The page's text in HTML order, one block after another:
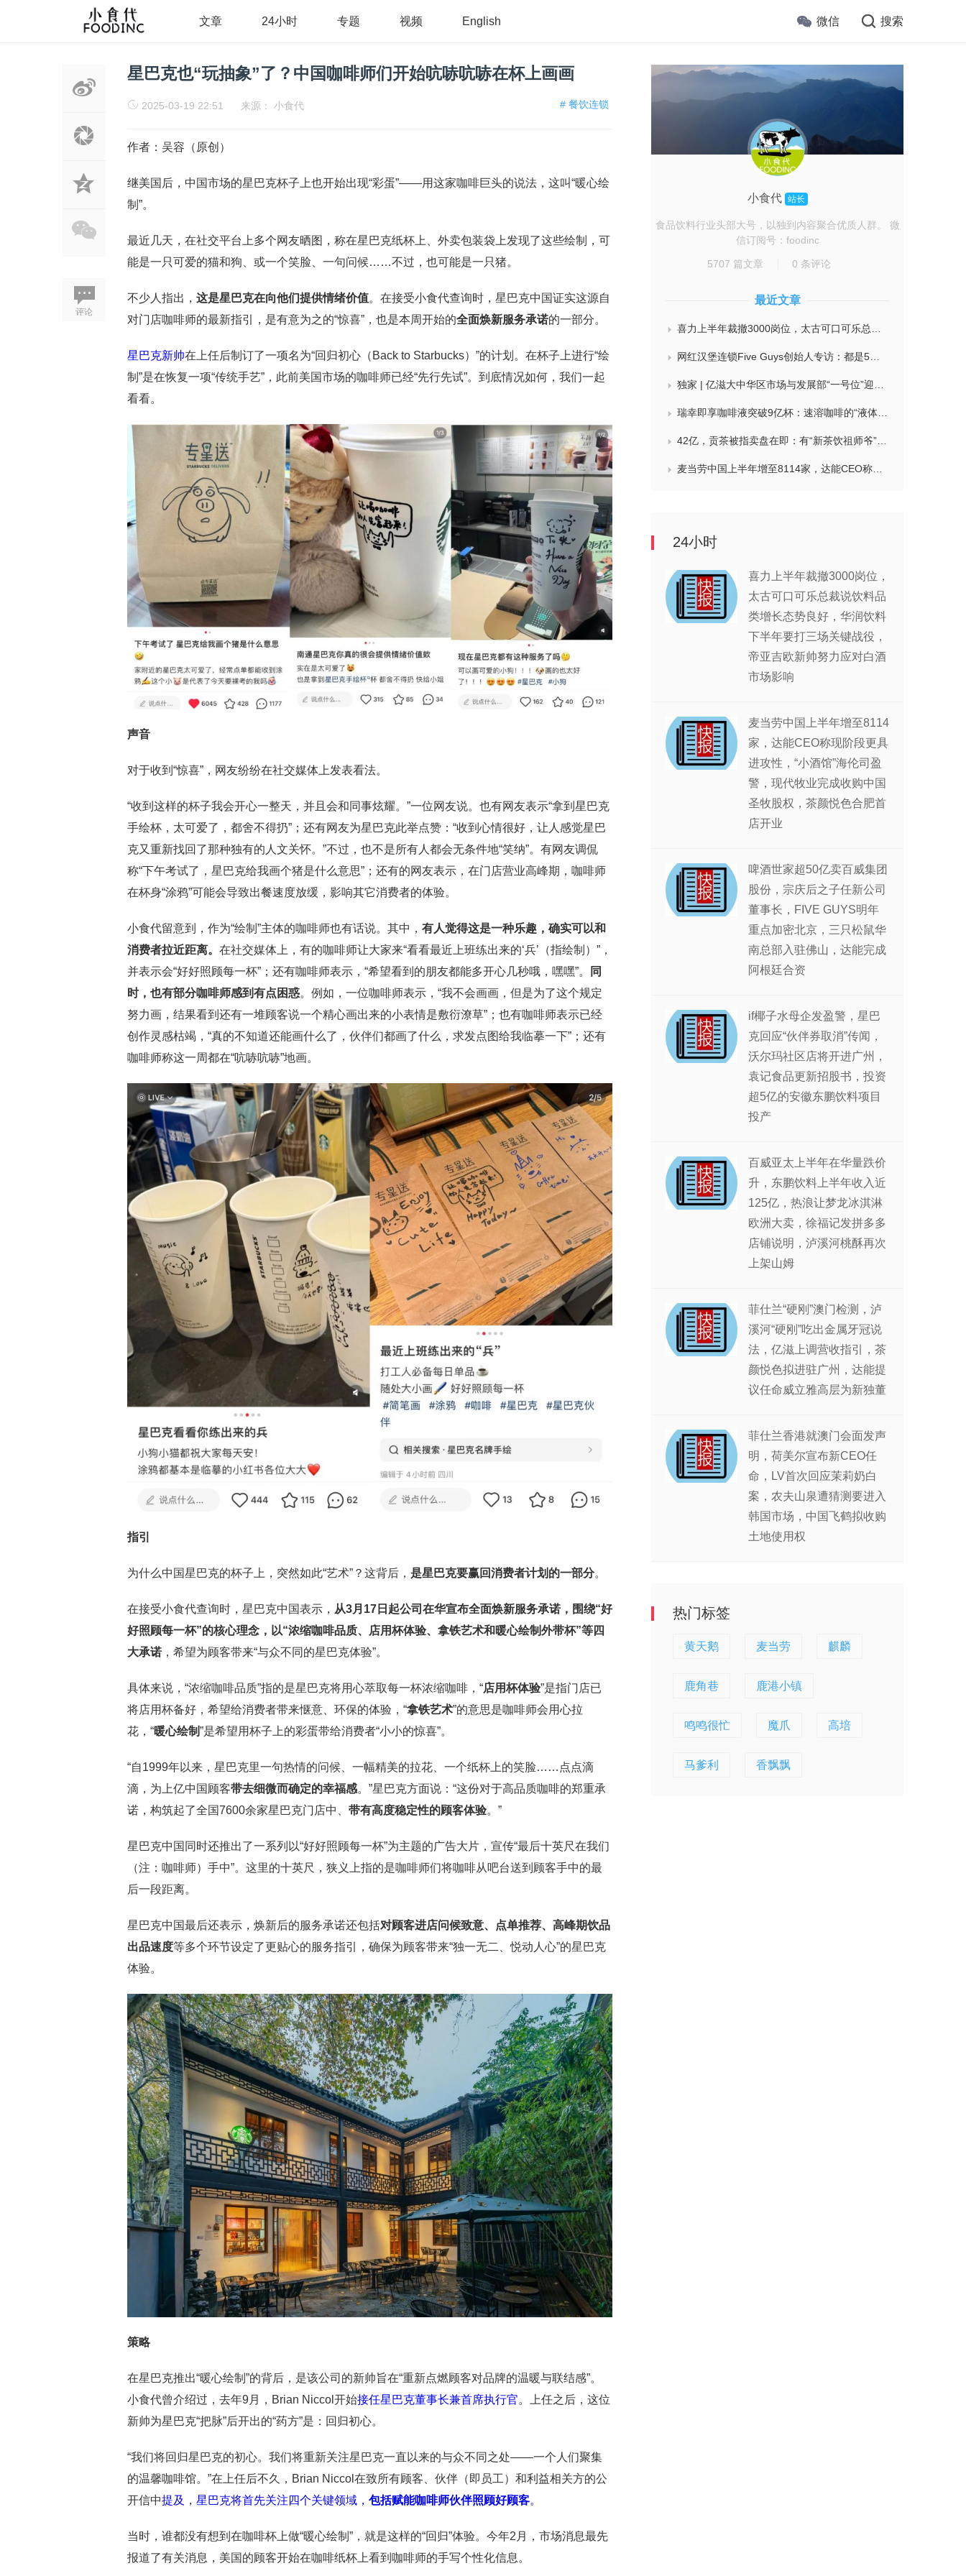
文章 24小时 专题 视频 English 微信 搜索
评论
星巴克也“玩抽象”了？中国咖啡师们开始吭哧吭哧在杯上画画
# 餐饮连锁
2025-03-19 22:51 来源： 小食代
作者：吴容（原创）
继美国后，中国市场的星巴克杯子上也开始出现“彩蛋”——用这家咖啡巨头的说法，这叫“暖心绘
制”。
最近几天，在社交平台上多个网友晒图，称在星巴克纸杯上、外卖包装袋上发现了这些绘制，可
能是一只可爱的猫和狗、或一个笑脸、一句问候……不过，也可能是一只猪。
不少人指出， 这是星巴克在向他们提供情绪价值。在接受小食代查询时，星巴克中国证实这源自
对门店咖啡师的最新指引，是有意为之的“惊喜”，也是本周开始的全面焕新服务承诺的一部分。
星巴克新帅在上任后制订了一项名为“回归初心（Back to Starbucks）”的计划。在杯子上进行“绘
制”是在恢复一项“传统手艺”，此前美国市场的咖啡师已经“先行先试”。到底情况如何，我们一起
看看。
声音
对于收到“惊喜”，网友纷纷在社交媒体上发表看法。
“收到这样的杯子我会开心一整天，并且会和同事炫耀。”一位网友说。也有网友表示“拿到星巴克
手绘杯，太可爱了，都舍不得扔”；还有网友为星巴克此举点赞：“收到心情很好，让人感觉星巴
克又重新找回了那种独有的人文关怀。”不过，也不是所有人都会无条件地“笑纳”。有网友调侃
称“下午考试了，星巴克给我画个猪是什么意思”；还有的网友表示，在门店营业高峰期，咖啡师
在杯身“涂鸦”可能会导致出餐速度放缓，影响其它消费者的体验。
小食代留意到，作为“绘制”主体的咖啡师也有话说。其中， 有人觉得这是一种乐趣，确实可以和
消费者拉近距离。 在社交媒体上，有的咖啡师让大家来“看看最近上班练出来的‘兵’（指绘制）”，
并表示会“好好照顾每一杯”；还有咖啡师表示，“希望看到的朋友都能多开心几秒哦，嘿嘿”。
同
时，也有部分咖啡师感到有点困惑。例如，一位咖啡师表示，“我不会画画，但是为了这个规定
努力画，结果看到还有一堆顾客说一个精心画出来的小表情是敷衍潦草”；也有咖啡师表示已经
创作灵感枯竭，“真的不知道还能画什么了，伙伴们都画了什么，求发点图给我临摹一下”；还有
咖啡师称这一周都在“吭哧吭哧”地画。
指引
为什么中国星巴克的杯子上，突然如此“艺术”？这背后， 是星巴克要赢回消费者计划的一部分。
在接受小食代查询时，星巴克中国表示， 从3月 17 日 起公司在华宣布全面焕新服务承诺，围绕“好
好照顾每一杯”的核心理念，以“浓缩咖啡品质、店用杯体验、拿铁艺术和暖心绘制外带杯”等四
大承诺 ，希望为顾客带来“与众不同的星巴克体验”。
具体来说，“浓缩咖啡品质”指的是星巴克将用心萃取每一杯浓缩咖啡，“店用杯体验”是指门店已
将店用杯备好，希望给消费者带来惬意、环保的体验，“拿铁艺术”的意思是咖啡师会用心拉
花，“暖心绘制”是希望用杯子上的彩蛋带给消费者“小小的惊喜”。
“自1999年以来，星巴克里一句热情的问候、一幅精美的拉花、一个纸杯上的笑脸……点点滴
滴，为上亿中国顾客带去细微而确定的幸福感。”星巴克方面说：“这份对于高品质咖啡的郑重承
诺，构筑起了全国7600余家星巴克门店中、 带有高度稳定性的顾客体验。”
星巴克中国同时还推出了一系列以“好好照顾每一杯”为主题的广告大片，宣传“最后十英尺在我们
（注：咖啡师）手中”。这里的十英尺，狭义上指的是咖啡师们将咖啡从吧台送到顾客手中的最
后一段距离。
星巴克中国最后还表示，焕新后的服务承诺还包括对顾客进店问候致意、点单推荐、高峰期饮品
出品速度等多个环节设定了更贴心的服务指引，确保为顾客带来“独一无二、悦动人心”的星巴克
体验。
策略
在星巴克推出“暖心绘制”的背后，是该公司的新帅旨在“重新点燃顾客对品牌的温暖与联结感”。
小食代曾介绍过，去年9月，Brian Niccol开始接任星巴克董事长兼首席执行官。上任之后，这位
新帅为星巴克“把脉”后开出的“药方”是：回归初心。
“我们将回归星巴克的初心。我们将重新关注星巴克一直以来的与众不同之处——一个人们聚集
的温馨咖啡馆。”在上任后不久，Brian Niccol在致所有顾客、伙伴（即员工）和利益相关方的公
开信中提及 ， 星巴克将首先关注四个关键领域， 包括赋能咖啡师伙伴照顾好顾客。
当时，谁都没有想到在咖啡杯上做“暖心绘制”，就是这样的“回归”体验。今年2月，市场消息最先
报道了有关消息，美国的顾客开始在咖啡纸杯上看到咖啡师的手写个性化信息。
小食代 站长
食品饮料行业头部大号，以独到内容聚合优质人群。 微
信订阅号：foodinc
5707 篇文章 0 条评论
最近文章
喜力上半年裁撤3000岗位，太古可口可乐总裁说饮料品类增长态势良好，华润饮料下半年要打三场关键战役，帝亚吉欧新帅努力应对白酒市场影响
网红汉堡连锁Five Guys创始人专访：都是5个儿子和妻子在打理，绝不会与麦当劳正面竞争，要公司上市或卖盘的建议不时出现
独家 | 亿滋大中华区市场与发展部“一号位”迎来新变动，曲向明将卸任
瑞幸即享咖啡液突破9亿杯：速溶咖啡的“液体时代”是如何炼成的？
42亿，贡茶被指卖盘在即：有“新茶饮祖师爷”之称，贝恩资本拟接手
麦当劳中国上半年增至8114家，达能CEO称现阶段更具进攻性，“小酒馆”海伦司盈警，现代牧业完成收购中国圣牧股权，茶颜悦色合肥首店开业
24小时
喜力上半年裁撤3000岗位，
太古可口可乐总裁说饮料品
类增长态势良好，华润饮料
下半年要打三场关键战役，
帝亚吉欧新帅努力应对白酒
市场影响
麦当劳中国上半年增至8114
家，达能CEO称现阶段更具
进攻性，“小酒馆”海伦司盈
警，现代牧业完成收购中国
圣牧股权，茶颜悦色合肥首
店开业
啤酒世家超50亿卖百威集团
股份，宗庆后之子任新公司
董事长，FIVE GUYS明年
重点加密北京，三只松鼠华
南总部入驻佛山，达能完成
阿根廷合资
if椰子水母企发盈警，星巴
克回应“伙伴券取消”传闻，
沃尔玛社区店将开进广州，
袁记食品更新招股书，投资
超5亿的安徽东鹏饮料项目
投产
百威亚太上半年在华量跌价
升，东鹏饮料上半年收入近
125亿，热浪让梦龙冰淇淋
欧洲大卖，徐福记发拼多多
店铺说明，泸溪河桃酥再次
上架山姆
菲仕兰“硬刚”澳门检测，泸
溪河“硬刚”吃出金属牙冠说
法，亿滋上调营收指引，茶
颜悦色拟进驻广州，达能提
议任命威立雅高层为新独董
菲仕兰香港就澳门会面发声
明，荷美尔宣布新CEO任
命，LV首次回应茉莉奶白
案，农夫山泉遭猜测要进入
韩国市场，中国飞鹤拟收购
土地使用权
热门标签
黄天鹅 麦当劳 麒麟
鹿角巷 鹿港小镇
鸣鸣很忙 魔爪 高培
马爹利 香飘飘